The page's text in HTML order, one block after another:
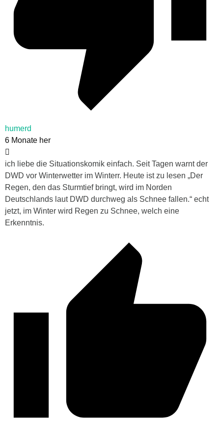
humerd
6 Monate her
ich liebe die Situationskomik einfach. Seit Tagen warnt der
DWD vor Winterwetter im Winterr. Heute ist zu lesen „Der
Regen, den das Sturmtief bringt, wird im Norden
Deutschlands laut DWD durchweg als Schnee fallen.“ echt
jetzt, im Winter wird Regen zu Schnee, welch eine
Erkenntnis.